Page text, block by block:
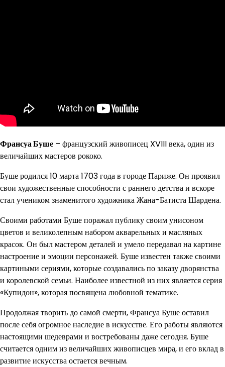
Франсуа Буше – французский живописец XVIII века, один из
величайших мастеров рококо.
Буше родился 10 марта 1703 года в городе Париже. Он проявил
свои художественные способности с раннего детства и вскоре
стал учеником знаменитого художника Жана-Батиста Шардена.
Своими работами Буше поражал публику своим унисоном
цветов и великолепным набором акварельных и масляных
красок. Он был мастером деталей и умело передавал на картине
настроение и эмоции персонажей. Буше известен также своими
картиными сериями, которые создавались по заказу дворянства
и королевской семьи. Наиболее известной из них является серия
«Купидон», которая посвящена любовной тематике.
Продолжая творить до самой смерти, Франсуа Буше оставил
после себя огромное наследие в искусстве. Его работы являются
настоящими шедеврами и востребованы даже сегодня. Буше
считается одним из величайших живописцев мира, и его вклад в
развитие искусства остается вечным.